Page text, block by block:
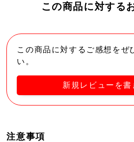
この商品に対する
この商品に対するご感想をぜ
い。
新規レビューを書
注意事項